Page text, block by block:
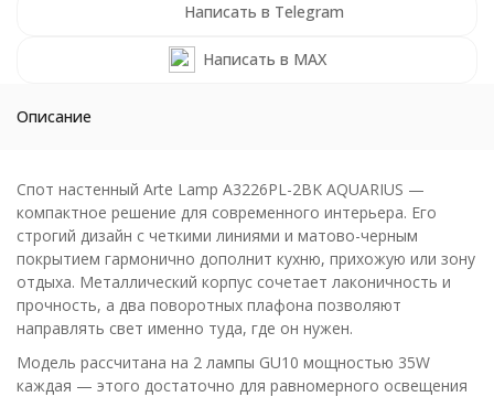
Написать в Telegram
Написать в MAX
Описание
Спот настенный Arte Lamp A3226PL-2BK AQUARIUS —
компактное решение для современного интерьера. Его
строгий дизайн с четкими линиями и матово-черным
покрытием гармонично дополнит кухню, прихожую или зону
отдыха. Металлический корпус сочетает лаконичность и
прочность, а два поворотных плафона позволяют
направлять свет именно туда, где он нужен.
Модель рассчитана на 2 лампы GU10 мощностью 35W
каждая — этого достаточно для равномерного освещения